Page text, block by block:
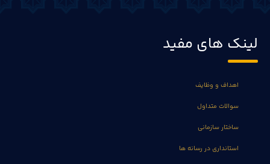
لینک های مفید
اهداف و وظایف
سوالات متداول
ساختار سازمانی
استانداری در رسانه ها